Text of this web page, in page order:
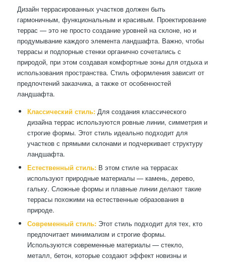
Дизайн террасированных участков должен быть
гармоничным, функциональным и красивым. Проектирование
террас — это не просто создание уровней на склоне, но и
продумывание каждого элемента ландшафта. Важно, чтобы
террасы и подпорные стенки органично сочетались с
природой, при этом создавая комфортные зоны для отдыха и
использования пространства. Стиль оформления зависит от
предпочтений заказчика, а также от особенностей
ландшафта.
Классический стиль:Для создания классического
дизайна террас используются ровные линии, симметрия и
строгие формы. Этот стиль идеально подходит для
участков с прямыми склонами и подчеркивает структуру
ландшафта.
Естественный стиль:В этом стиле на террасах
используют природные материалы — камень, дерево,
гальку. Сложные формы и плавные линии делают такие
террасы похожими на естественные образования в
природе.
Современный стиль:Этот стиль подходит для тех, кто
предпочитает минимализм и строгие формы.
Используются современные материалы — стекло,
металл, бетон, которые создают эффект новизны и